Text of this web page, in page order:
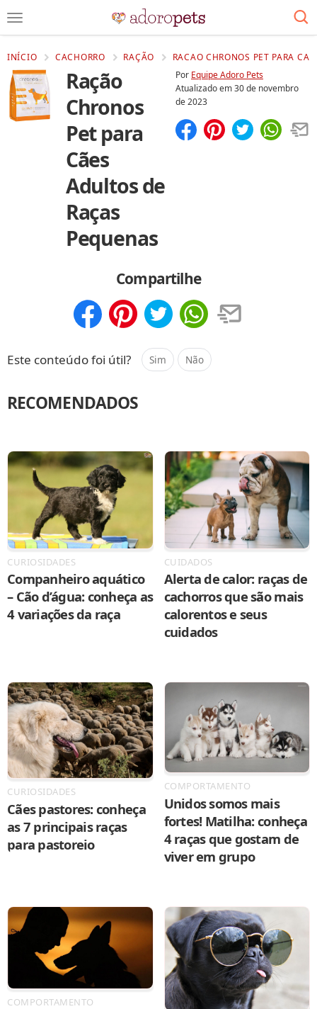
INÍCIO CACHORRO RAÇÃO RACAO CHRONOS PET PARA
Ração
Chronos
Pet para
Cães
Adultos de
Raças
Pequenas
Por Equipe Adoro Pets
Atualizado em30 de novembro
de 2023
Compartilhe
Este conteúdo foi útil? Sim Não
RECOMENDADOS
CURIOSIDADES
Companheiro aquático
– Cão d’água: conheça as
4 variações da raça
CUIDADOS
Alerta de calor: raças de
cachorros que são mais
calorentos e seus
cuidados
CURIOSIDADES
Cães pastores: conheça
as 7 principais raças
para pastoreio
COMPORTAMENTO
Unidos somos mais
fortes! Matilha: conheça
4 raças que gostam de
viver em grupo
COMPORTAMENTO